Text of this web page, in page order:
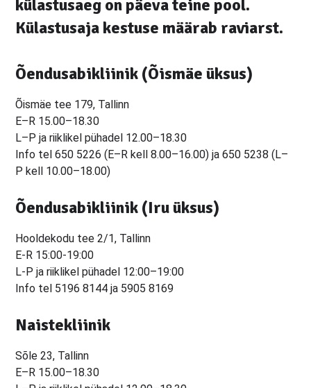
külastusaeg on päeva teine pool.
Külastusaja kestuse määrab raviarst.
Õendusabikliinik (Õismäe üksus)
Õismäe tee 179, Tallinn
E–R 15.00–18.30
L–P ja riiklikel pühadel 12.00–18.30
Info tel 650 5226 (E–R kell 8.00–16.00) ja 650 5238 (L–
P kell 10.00–18.00)
Õendusabikliinik (Iru üksus)
Hooldekodu tee 2/1, Tallinn
E-R 15:00-19:00
L-P ja riiklikel pühadel 12:00–19:00
Info tel 5196 8144 ja 5905 8169
Naistekliinik
Sõle 23, Tallinn
E–R 15.00–18.30